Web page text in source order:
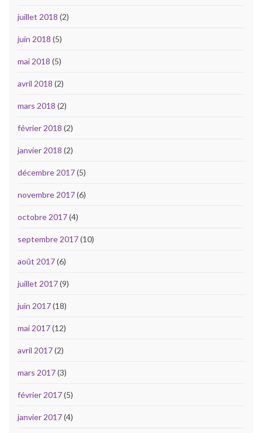
juillet 2018 (2)
juin 2018 (5)
mai 2018 (5)
avril 2018 (2)
mars 2018 (2)
février 2018 (2)
janvier 2018 (2)
décembre 2017(5)
novembre 2017(6)
octobre 2017(4)
septembre 2017(10)
août 2017(6)
juillet 2017(9)
juin 2017(18)
mai 2017(12)
avril 2017(2)
mars 2017(3)
février 2017(5)
janvier 2017(4)